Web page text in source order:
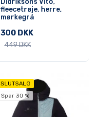
Didriksons Vito,
fleecetrøje, herre,
mørkegrå
300 DKK
449 DKK
SLUTSALG
Spar 30 %